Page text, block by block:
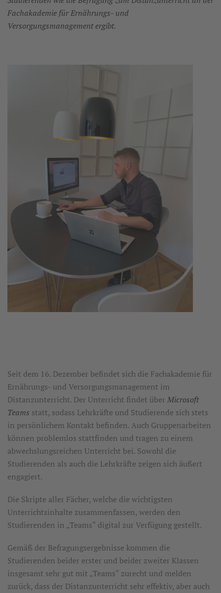
Fachakademie für Ernährungs- und
Versorgungsmanagement ergibt.
Seit dem 16. Dezember befindet sich die Fachakademie für
Ernährungs- und Versorgungsmanagement im
Distanzunterricht. Der Unterricht findet überMicrosoft
Teams statt, sodass Lehrkräfte und Studierende sich stets
in persönlichem Kontakt befinden. Auch Gruppenarbeiten
können problemlos stattfinden und tragen zu einem
abwechslungsreichen Unterricht bei. Sowohl die
Studierenden als auch die Lehrkräfte zeigen sich äußert
engagiert.
Die Skripte aller Fächer, welche die wichtigsten
Unterrichtsinhalte zusammenfassen, werden den
Studierenden in „Teams“ digital zur Verfügung gestellt.
Gemäß der Befragungsergebnisse kommen die
Studierenden beider erster und beider zweiter Klassen
insgesamt sehr gut mit „Teams“ zurecht und melden
zurück, dass der Distanzunterricht sehr effektiv, aber auch